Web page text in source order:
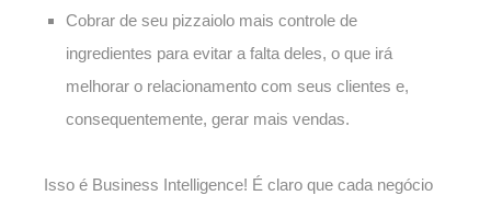
Cobrar de seu pizzaiolo mais controle de
ingredientes para evitar a falta deles, o que irá
melhorar o relacionamento com seus clientes e,
consequentemente, gerar mais vendas.
Isso é Business Intelligence! É claro que cada negócio